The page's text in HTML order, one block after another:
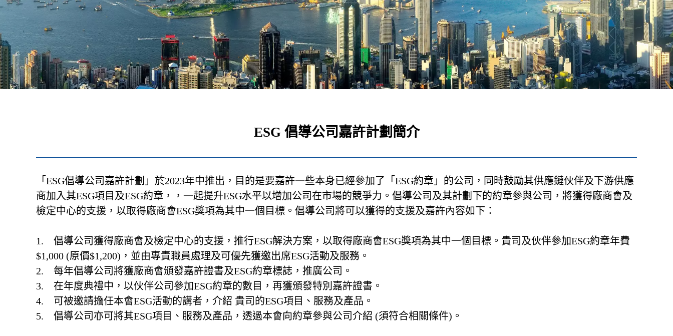
ESG 倡導公司嘉許計劃簡介
「ESG倡導公司嘉許計劃」於2023年中推出，目的是要嘉許一些本身已經參加了「ESG約章」的公司，同時鼓勵其供應鏈伙伴及下游供應
商加入其ESG項目及ESG約章，，一起提升ESG水平以增加公司在市場的競爭力。倡導公司及其計劃下的約章參與公司，將獲得廠商會及
檢定中心的支援，以取得廠商會ESG獎項為其中一個目標。倡導公司將可以獲得的支援及嘉許內容如下：
1. 倡導公司獲得廠商會及檢定中心的支援，推行ESG解決方案，以取得廠商會ESG獎項為其中一個目標。貴司及伙伴參加ESG約章年費
$1,000 (原價$1,200)，並由專責職員處理及可優先獲邀出席ESG活動及服務。
2. 每年倡導公司將獲廠商會頒發嘉許證書及ESG約章標誌，推廣公司。
3. 在年度典禮中，以伙伴公司參加ESG約章的數目，再獲頒發特別嘉許證書。
4. 可被邀請擔任本會ESG活動的講者，介紹 貴司的ESG項目、服務及產品。
5. 倡導公司亦可將其ESG項目、服務及產品，透過本會向約章參與公司介紹 (須符合相關條件)。